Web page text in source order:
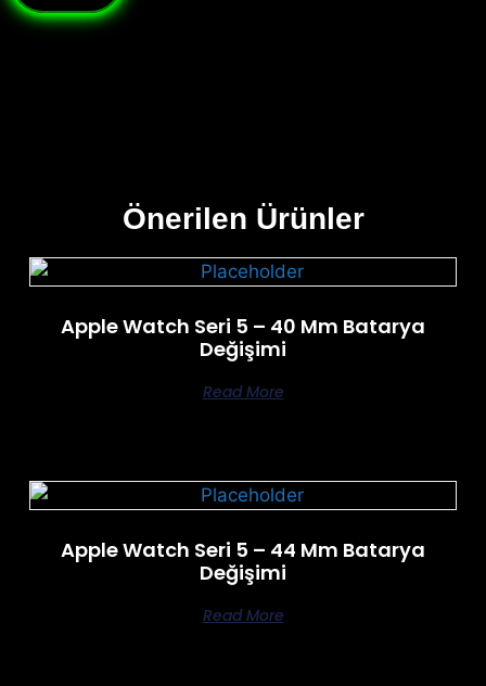
Önerilen Ürünler
Apple Watch Seri 5 – 40 Mm Batarya
Değişimi
Read More
Apple Watch Seri 5 – 44 Mm Batarya
Değişimi
Read More